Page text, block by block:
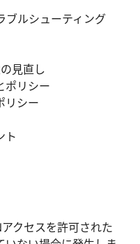
ブルシューティング
見直し
ポリシー
リシー
ト
クセスを許可された